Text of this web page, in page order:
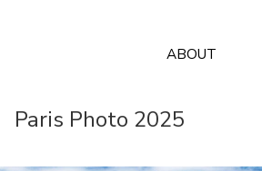
ABOUT
Paris Photo 2025